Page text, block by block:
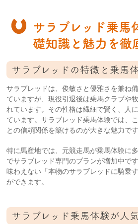
サラブレッド乗馬
礎知識と魅力を徹
サラブレッドの特徴と乗馬
サラブレッドは、俊敏さと優雅さを兼ね
ていますが、現役引退後は乗馬クラブや
れています。その性格は繊細で賢く、人
ています。サラブレッド乗馬体験では、
との信頼関係を築けるのが大きな魅力です
特に馬産地では、元競走馬が乗馬体験に
でサラブレッド専門のプランが増加中で
味わえない「本物のサラブレッドに騎乗
ができます。
サラブレッド乗馬体験が人